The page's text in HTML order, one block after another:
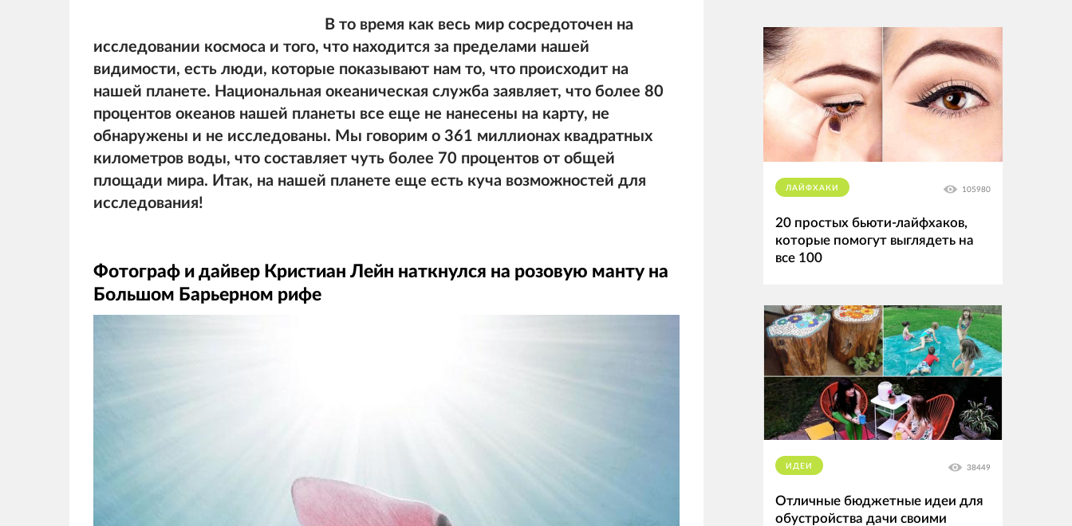
В то время как весь мир сосредоточен на
исследовании космоса и того, что находится за пределами нашей
видимости, есть люди, которые показывают нам то, что происходит на
нашей планете. Национальная океаническая служба заявляет, что более 80
процентов океанов нашей планеты все еще не нанесены на карту, не
обнаружены и не исследованы. Мы говорим о 361 миллионах квадратных
километров воды, что составляет чуть более 70 процентов от общей
площади мира. Итак, на нашей планете еще есть куча возможностей для
исследования!
Фотограф и дайвер Кристиан Лейн наткнулся на розовую манту на
Большом Барьерном рифе
ЛАЙФХАКИ 105980
20 простых бьюти-лайфхаков,
которые помогут выглядеть на
все 100
ИДЕИ 38449
Отличные бюджетные идеи для
обустройства дачи своими